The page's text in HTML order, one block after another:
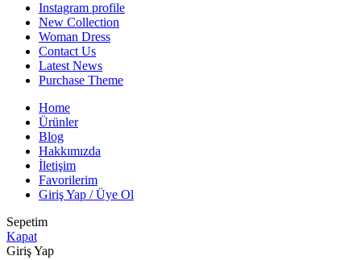
Instagram profile
New Collection
Woman Dress
Contact Us
Latest News
Purchase Theme
Home
Ürünler
Blog
Hakkımızda
İletişim
Favorilerim
Giriş Yap / Üye Ol
Sepetim
Kapat
Giriş Yap